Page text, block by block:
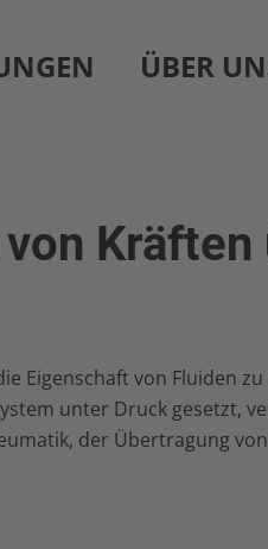
ÜBER
Kräften
Eigenschaft von Fluiden zu
unter Druck gesetzt,
der Übertragung